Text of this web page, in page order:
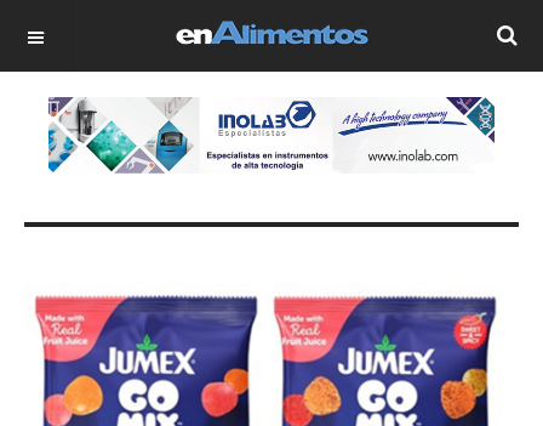
OFF CANVAS